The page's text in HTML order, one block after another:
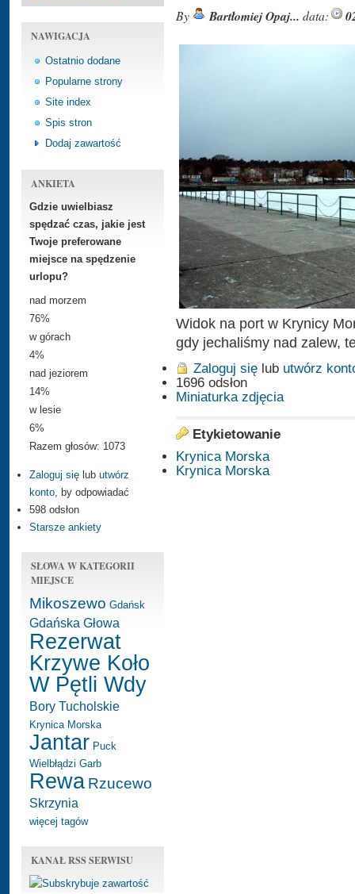
NAWIGACJA
Ostatnio dodane
Popularne strony
Site index
Spis stron
Dodaj zawartość
ANKIETA
Gdzie uwielbiasz
spędzać czas, jakie jest
Twoje preferowane
miejsce na spędzenie
urlopu?
nad morzem
76%
w górach
4%
nad jeziorem
14%
w lesie
6%
Razem głosów: 1073
Zaloguj się lub utwórz
konto , by odpowiadać
598 odsłon
Starsze ankiety
SŁOWA W KATEGORII
MIEJSCE
Mikoszewo Gdańsk
Gdańska Głowa
Rezerwat
Krzywe Koło
W Pętli Wdy
Bory Tucholskie
Krynica Morska
Jantar Puck
Wielbłądzi Garb
Rewa Rzucewo
Skrzynia
więcej tagów
KANAŁ RSS SERWISU
By Bartłomiej Opaj... data:
Widok na port w Krynicy
gdy jechaliśmy nad zalew,
Zaloguj się lub utwórz
1696 odsłon
Miniaturka zdjęcia
Etykietowanie
Krynica Morska
Krynica Morska